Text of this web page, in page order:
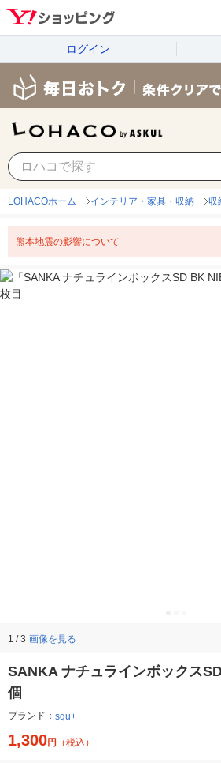
ログイン
LOHACOホーム インテリア・家具・収納 収
熊本地震の影響について
1 / 3 画像を見る
SANKA ナチュラインボックス
個
ブランド： squ+
1,300円 （税込）